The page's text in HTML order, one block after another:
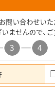
問い合わせいた
ませんので、ご
3 4